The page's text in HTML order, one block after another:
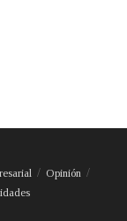
Opinión